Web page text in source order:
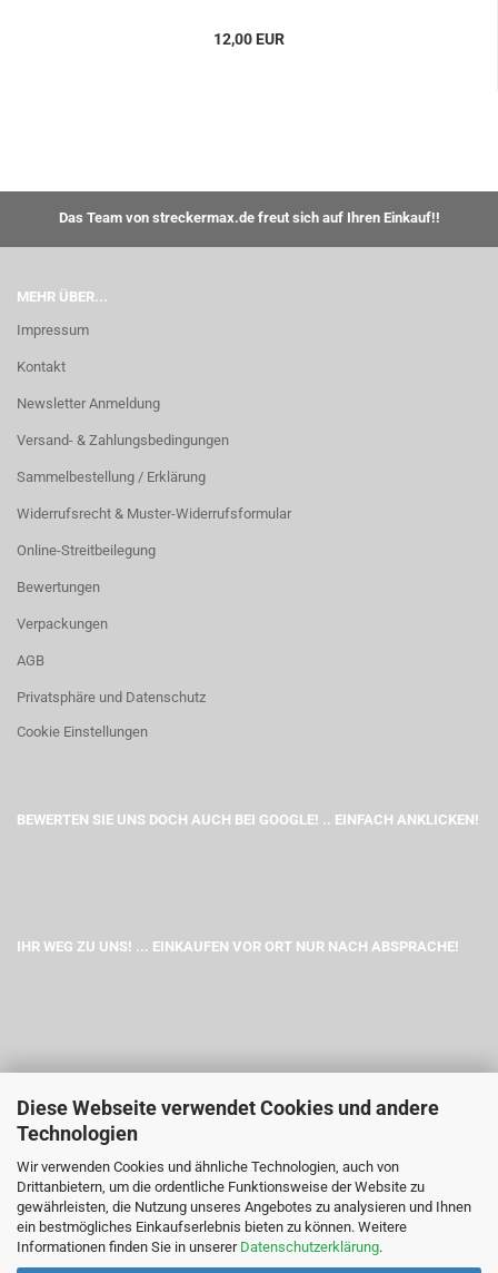
Diese Webseite verwendet Cookies und andere
Technologien
Wir verwenden Cookies und ähnliche Technologien, auch von
Drittanbietern, um die ordentliche Funktionsweise der Website zu
gewährleisten, die Nutzung unseres Angebotes zu analysieren und Ihnen
ein bestmögliches Einkaufserlebnis bieten zu können. Weitere
Informationen finden Sie in unserer Datenschutzerklärung.
12,00 EUR
Das Team von streckermax.de freut sich auf Ihren Einkauf!!
MEHR ÜBER...
Impressum
Kontakt
Newsletter Anmeldung
Versand- & Zahlungsbedingungen
Sammelbestellung / Erklärung
Widerrufsrecht & Muster-Widerrufsformular
Online-Streitbeilegung
Bewertungen
Verpackungen
AGB
Privatsphäre und Datenschutz
Cookie Einstellungen
BEWERTEN SIE UNS DOCH AUCH BEI GOOGLE! .. EINFACH ANKLICKEN!
IHR WEG ZU UNS! ... EINKAUFEN VOR ORT NUR NACH ABSPRACHE!